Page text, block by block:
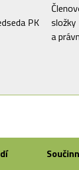
PK
složky
a